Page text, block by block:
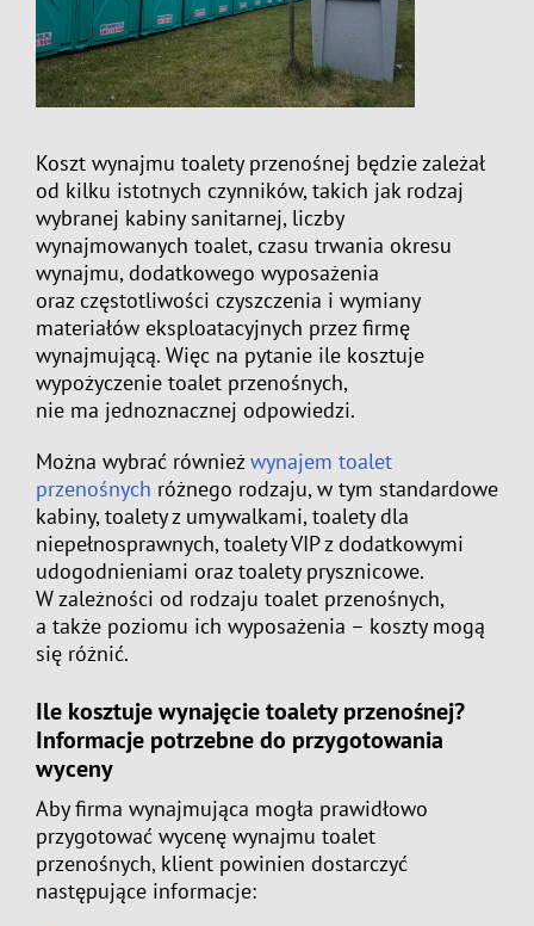
Koszt wynajmu toalety przenośnej będzie zależał
od kilku istotnych czynników, takich jak rodzaj
wybranej kabiny sanitarnej, liczby
wynajmowanych toalet, czasu trwania okresu
wynajmu, dodatkowego wyposażenia
oraz częstotliwości czyszczenia i wymiany
materiałów eksploatacyjnych przez firmę
wynajmującą. Więc na pytanie ile kosztuje
wypożyczenie toalet przenośnych,
nie ma jednoznacznej odpowiedzi.
Można wybrać równieżwynajem toalet
przenośnych różnego rodzaju, w tym standardowe
kabiny, toalety z umywalkami, toalety dla
niepełnosprawnych, toalety VIP z dodatkowymi
udogodnieniami oraz toalety prysznicowe.
W zależności od rodzaju toalet przenośnych,
a także poziomu ich wyposażenia – koszty mogą
się różnić.
Ile kosztuje wynajęcie toalety przenośnej?
Informacje potrzebne do przygotowania
wyceny
Aby firma wynajmująca mogła prawidłowo
przygotować wycenę wynajmu toalet
przenośnych, klient powinien dostarczyć
następujące informacje: